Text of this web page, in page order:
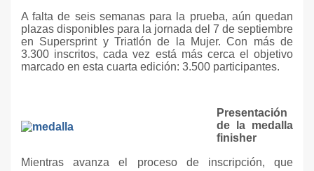
A falta de seis semanas para la prueba, aún quedan
plazas disponibles para la jornada del 7 de septiembre
en Supersprint y Triatlón de la Mujer. Con más de
3.300 inscritos, cada vez está más cerca el objetivo
marcado en esta cuarta edición: 3.500 participantes.
Presentación
de la medalla
finisher
Mientras avanza el proceso de inscripción, que